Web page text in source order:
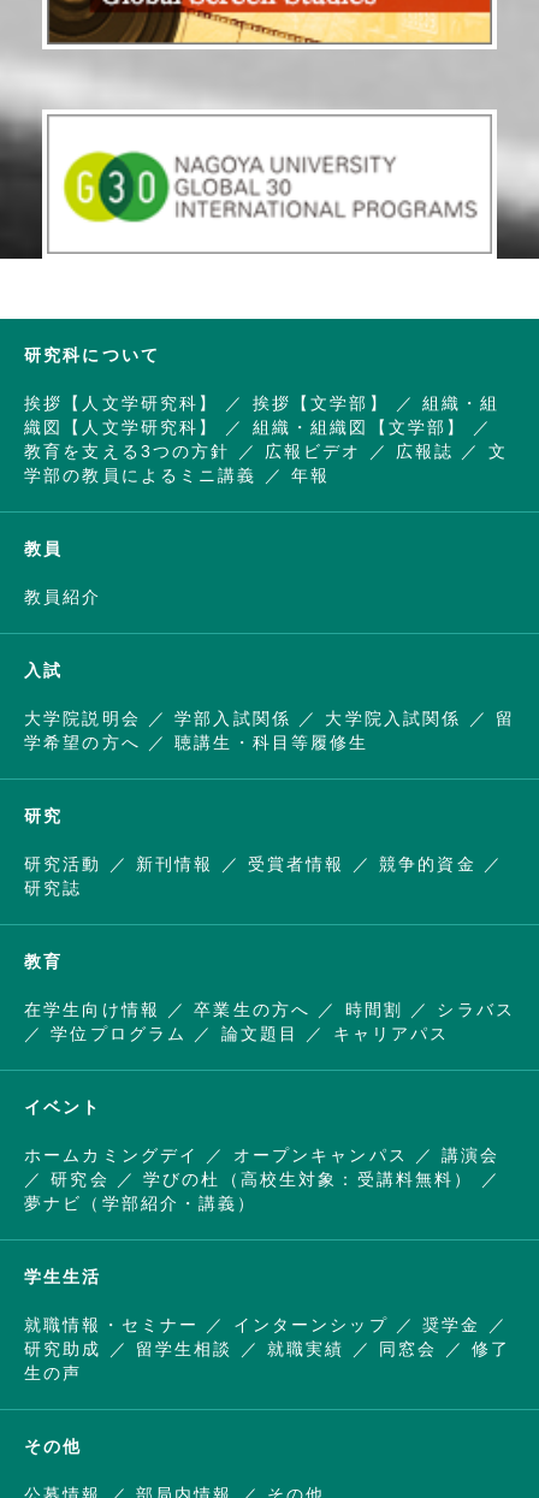
研究科について
挨拶【人文学研究科】 挨拶【文学部】
組織・組
織図【人文学研究科】
組織・組織図【文学部】
教育を支える3つの方針
広報ビデオ 広報誌
文
学部の教員によるミニ講義
年報
教員
教員紹介
入試
大学院説明会 学部入試関係 大学院入試関係
留
学希望の方へ
聴講生・科目等履修生
研究
研究活動 新刊情報 受賞者情報
競争的資金
研究誌
教育
在学生向け情報 卒業生の方へ 時間割
シラバス
学位プログラム
論文題目 キャリアパス
イベント
ホームカミングデイ オープンキャンパス
講演会
研究会
学びの杜（高校生対象：受講料無料）
夢ナビ（学部紹介・講義）
学生生活
就職情報・セミナー インターンシップ
奨学金
研究助成
留学生相談 就職実績 同窓会
修了
生の声
その他